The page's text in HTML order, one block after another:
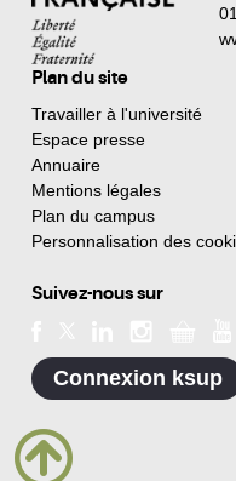
Plan du site
Travailler à l'université
Espace presse
Annuaire
Mentions légales
Plan du campus
Personnalisation des
Suivez-nous sur
Connexion ksup